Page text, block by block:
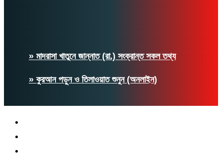
» মাদরাসা খাতুনে জান্নাত (রা.) সংক্রান্ত সকল তথ্য
» কুরআন পড়ুন ও তিলাওয়াত শুনুন (অনলাইন)